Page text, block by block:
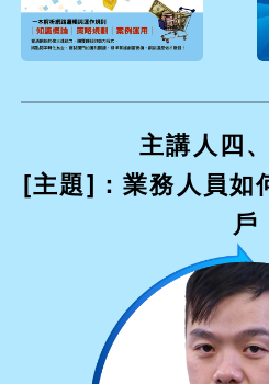
主講人四
[主題]：業務人員如
戶